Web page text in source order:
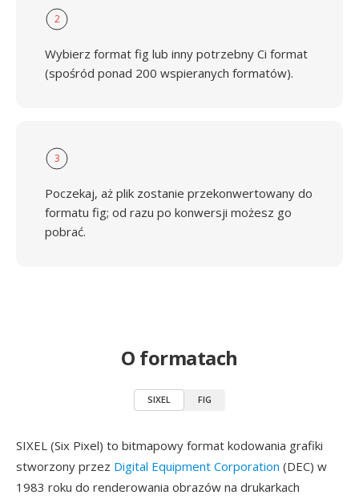
2
Wybierz format fig lub inny potrzebny Ci format
(spośród ponad 200 wspieranych formatów).
3
Poczekaj, aż plik zostanie przekonwertowany do
formatu fig; od razu po konwersji możesz go
pobrać.
O formatach
SIXEL FIG
SIXEL (Six Pixel) to bitmapowy format kodowania grafiki
stworzony przez Digital Equipment Corporation (DEC) w
1983 roku do renderowania obrazów na drukarkach